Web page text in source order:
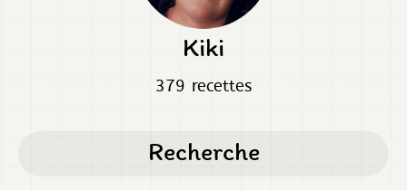
Kiki
379 recettes
Recherche